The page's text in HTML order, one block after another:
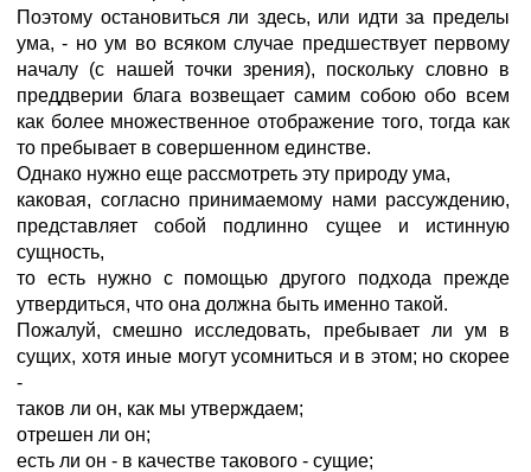
Поэтому остановиться ли здесь, или идти за пределы
ума, - но ум во всяком случае предшествует первому
началу (с нашей точки зрения), поскольку словно в
преддверии блага возвещает самим собою обо всем
как более множественное отображение того, тогда как
то пребывает в совершенном единстве.
Однако нужно еще рассмотреть эту природу ума,
каковая, согласно принимаемому нами рассуждению,
представляет собой подлинно сущее и истинную
сущность,
то есть нужно с помощью другого подхода прежде
утвердиться, что она должна быть именно такой.
Пожалуй, смешно исследовать, пребывает ли ум в
сущих, хотя иные могут усомниться и в этом; но скорее
-
таков ли он, как мы утверждаем;
отрешен ли он;
есть ли он - в качестве такового - сущие;